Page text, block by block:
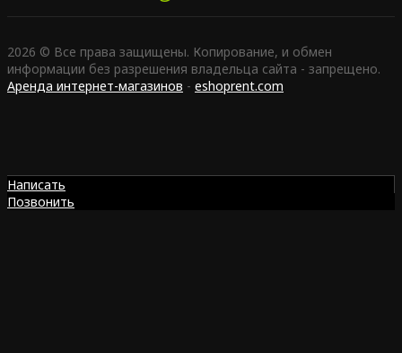
2026 © Все права защищены. Копирование, и обмен
информации без разрешения владельца сайта - запрещено.
Аренда интернет-магазинов - eshoprent.com
Написать
Позвонить